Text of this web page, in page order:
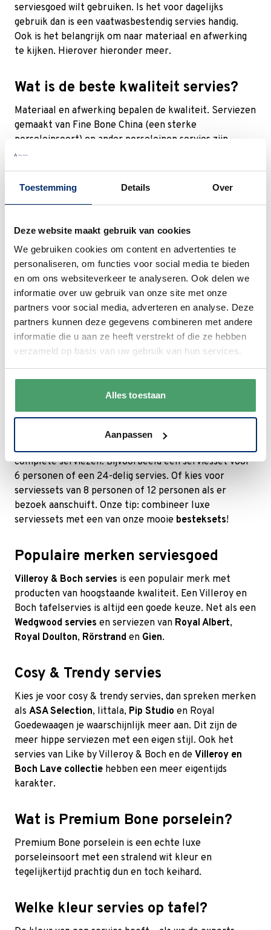
Toestemming Details Over
Deze website maakt gebruik van cookies
We gebruiken cookies om content en advertenties te
personaliseren, om functies voor social media te bieden
en om ons websiteverkeer te analyseren. Ook delen we
informatie over uw gebruik van onze site met onze
partners voor social media, adverteren en analyse. Deze
partners kunnen deze gegevens combineren met andere
informatie die u aan ze heeft verstrekt of die ze hebben
verzameld op basis van uw gebruik van hun services.
Alles toestaan
Aanpassen
serviesgoed wilt gebruiken. Is het voor dagelijks
gebruik dan is een vaatwasbestendig servies handig.
Ook is het belangrijk om naar materiaal en afwerking
te kijken. Hierover hieronder meer.
Wat is de beste kwaliteit servies?
Materiaal en afwerking bepalen de kwaliteit. Serviezen
gemaakt van Fine Bone China (een sterke
porseleinsoort) en ander porseleinen servies zijn
krasbestendig, vaatwasmachine bestendig, stevig en
robuust. Geglazuurd aardewerk servies is net zo stevig
en kan ook in de vaatwasser, ongeglazuurd niet.
servies. Doordat porselein een andere samenstelling
er mooie lichte artikelen worden gemaakt.
Hoe kies je een servies
De keuze voor een complete serviesset of los servies
is heel persoonlijk. Daarbij is het gebruik
medebepalend. Kies je serviesgoed voor dagelijks
gebruik met het gezin, dan ziet dat er anders uit dan
Waar vind ik serviessets?
Voor complete serviessets ga je naar de categorie
serviessets
complete serviezen. Bijvoorbeeld een serviesset voor
6 personen of een 24-delig servies. Of kies voor
serviessets van 8 personen of 12 personen als er
bezoek aanschuift. Onze tip: combineer luxe
serviessets met een van onze mooie besteksets!
Populaire merken serviesgoed
Villeroy & Boch servies is een populair merk met
producten van hoogstaande kwaliteit. Een Villeroy en
Boch tafelservies is altijd een goede keuze. Net als een
Wedgwood servies en serviezen van Royal Albert,
Royal Doulton, Rörstrand en Gien.
Cosy & Trendy servies
Kies je voor cosy & trendy servies, dan spreken merken
als ASA Selection, Iittala, Pip Studio en Royal
Goedewaagen je waarschijnlijk meer aan. Dit zijn de
meer hippe serviezen met een eigen stijl. Ook het
servies van Like by Villeroy & Boch en de Villeroy en
Boch Lave collectie hebben een meer eigentijds
karakter.
Wat is Premium Bone porselein?
Premium Bone porselein is een echte luxe
porseleinsoort met een stralend wit kleur en
tegelijkertijd prachtig dun en toch keihard.
Welke kleur servies op tafel?